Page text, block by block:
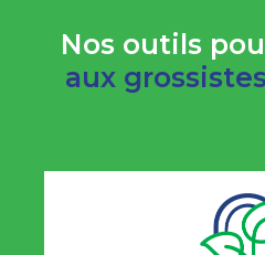
Nos outils
aux grossistes